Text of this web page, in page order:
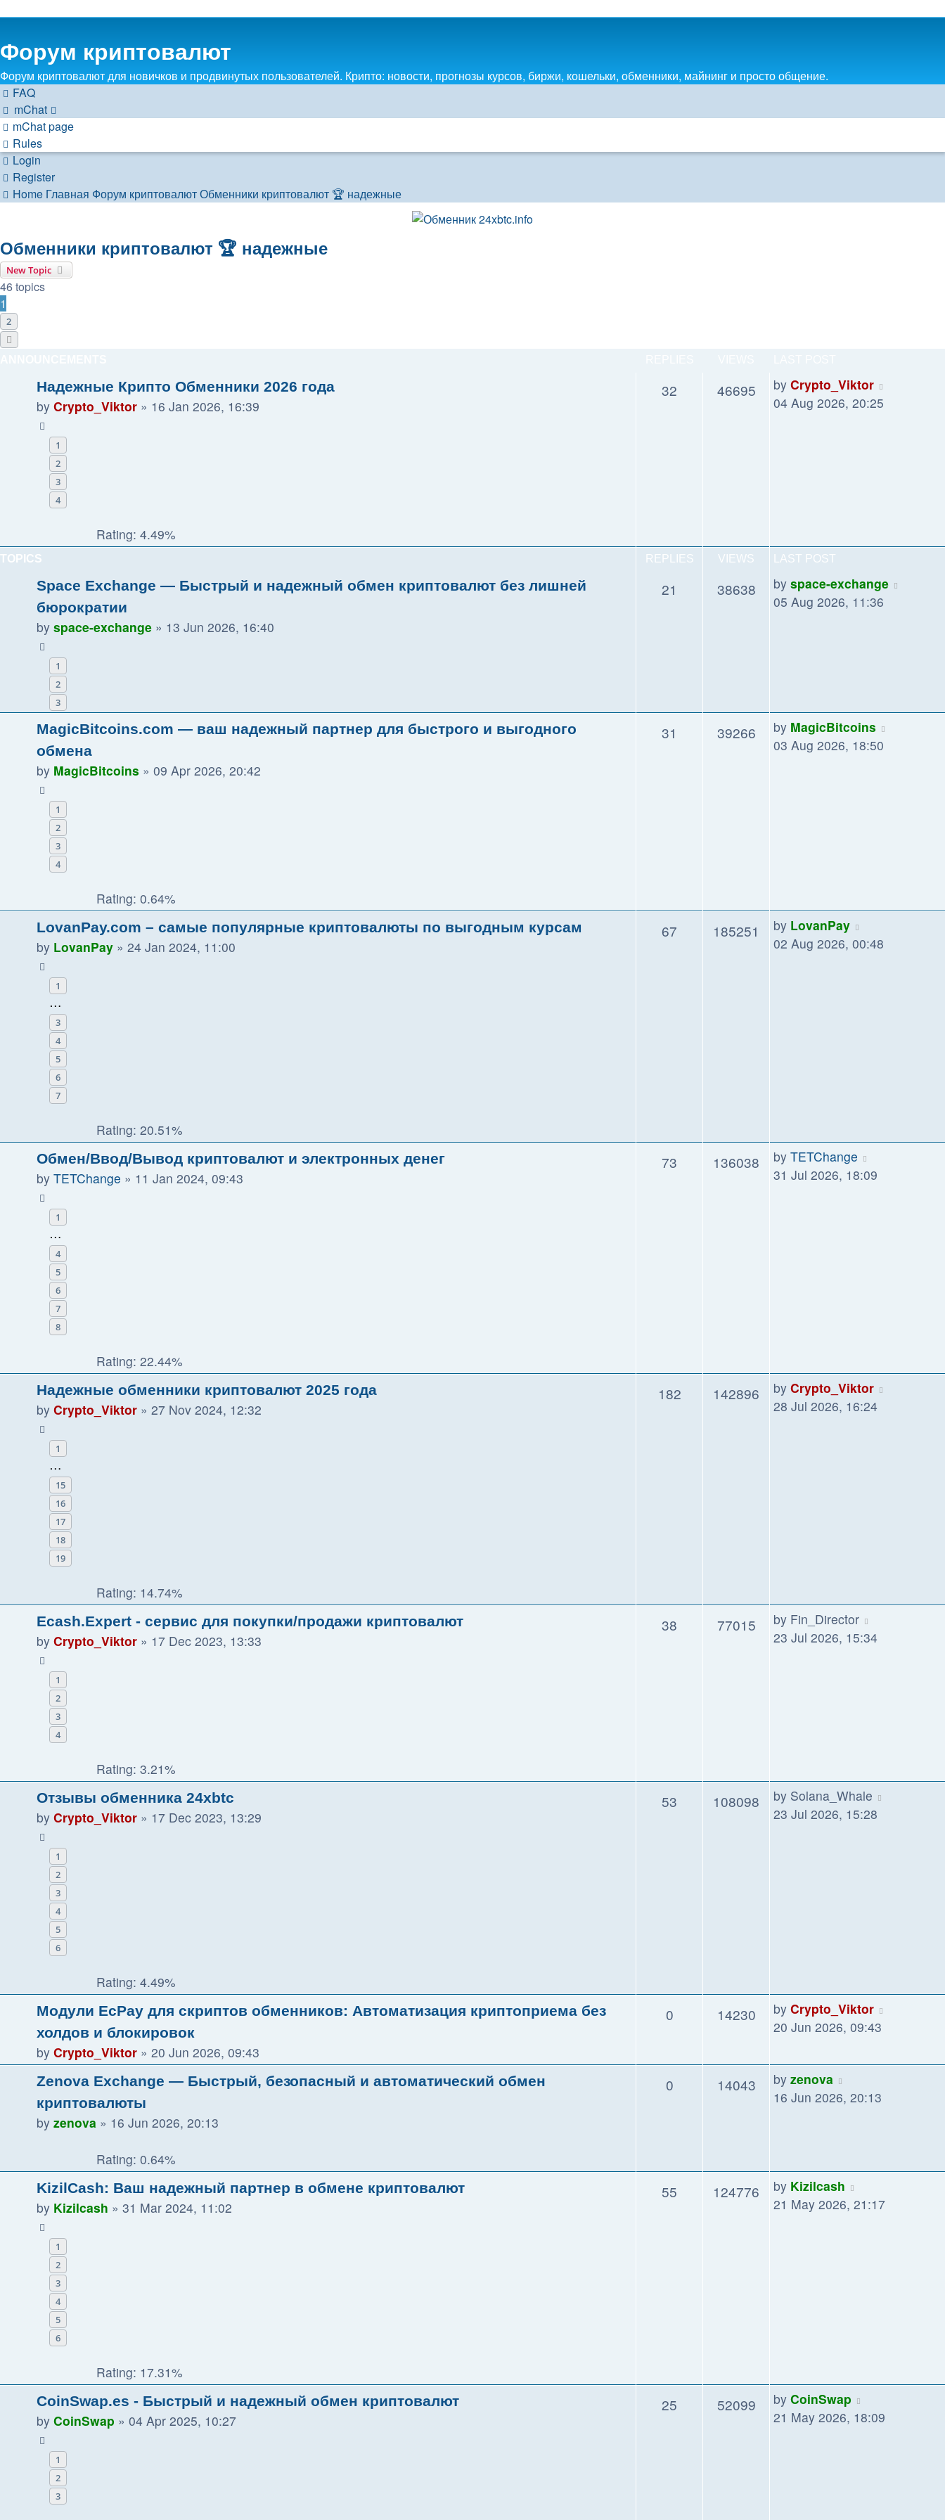
Форум криптовалют
Форум криптовалют для новичков и продвинутых пользователей. Крипто: новости, прогнозы курсов, биржи, кошельки, обменники, майнинг и просто общение.
FAQ
mChat
mChat page
Rules
Login
Register
Home Главная Форум криптовалютОбменники криптовалют 🏆 надежные
Обменники криптовалют 🏆 надежные
New Topic
46 topics
1
2
Надежные Крипто Обменники 2026 года
by Crypto_Viktor » 16 Jan 2026, 16:39
1
2
3
4
Rating: 4.49%
32 46695 by Crypto_Viktor
04 Aug 2026, 20:25
TOPICS REPLIES VIEWS LAST POST
Space Exchange — Быстрый и надежный обмен криптовалют без лишней
бюрократии
by space-exchange » 13 Jun 2026, 16:40
1
2
3
21 38638 by space-exchange
05 Aug 2026, 11:36
MagicBitcoins.com — ваш надежный партнер для быстрого и выгодного
обмена
by MagicBitcoins » 09 Apr 2026, 20:42
1
2
3
4
Rating: 0.64%
31 39266 by MagicBitcoins
03 Aug 2026, 18:50
LovanPay.com – самые популярные криптовалюты по выгодным курсам
by LovanPay » 24 Jan 2024, 11:00
1
…
3
4
5
6
7
Rating: 20.51%
67 185251 by LovanPay
02 Aug 2026, 00:48
Обмен/Ввод/Вывод криптовалют и электронных денег
by TETChange » 11 Jan 2024, 09:43
1
…
4
5
6
7
8
Rating: 22.44%
73 136038 by TETChange
31 Jul 2026, 18:09
Надежные обменники криптовалют 2025 года
by Crypto_Viktor » 27 Nov 2024, 12:32
1
…
15
16
17
18
19
Rating: 14.74%
182 142896 by Crypto_Viktor
28 Jul 2026, 16:24
Ecash.Expert - сервис для покупки/продажи криптовалют
by Crypto_Viktor » 17 Dec 2023, 13:33
1
2
3
4
Rating: 3.21%
38 77015 by Fin_Director
23 Jul 2026, 15:34
Отзывы обменника 24xbtc
by Crypto_Viktor » 17 Dec 2023, 13:29
1
2
3
4
5
6
Rating: 4.49%
53 108098 by Solana_Whale
23 Jul 2026, 15:28
Модули EcPay для скриптов обменников: Автоматизация криптоприема без
холдов и блокировок
by Crypto_Viktor » 20 Jun 2026, 09:43
0 14230 by Crypto_Viktor
20 Jun 2026, 09:43
Zenova Exchange — Быстрый, безопасный и автоматический обмен
криптовалюты
by zenova » 16 Jun 2026, 20:13
Rating: 0.64%
0 14043 by zenova
16 Jun 2026, 20:13
KizilCash: Ваш надежный партнер в обмене криптовалют
by Kizilcash » 31 Mar 2024, 11:02
1
2
3
4
5
6
Rating: 17.31%
55 124776 by Kizilcash
21 May 2026, 21:17
CoinSwap.es - Быстрый и надежный обмен криптовалют
by CoinSwap » 04 Apr 2025, 10:27
1
2
3
25 52099 by CoinSwap
21 May 2026, 18:09